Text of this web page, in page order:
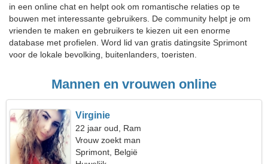
in een online chat en helpt ook om romantische relaties op te
bouwen met interessante gebruikers. De community helpt je om
vrienden te maken en gebruikers te kiezen uit een enorme
database met profielen. Word lid van gratis datingsite Sprimont
voor de lokale bevolking, buitenlanders, toeristen.
Mannen en vrouwen online
Virginie
22 jaar oud, Ram
Vrouw zoekt man
Sprimont, België